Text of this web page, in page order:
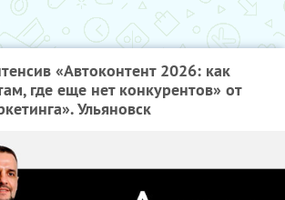
«Автоконтент 2026: как
где еще нет конкурентов» от
Ульяновск